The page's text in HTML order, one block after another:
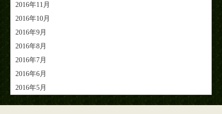
2016年11月
2016年10月
2016年9月
2016年8月
2016年7月
2016年6月
2016年5月